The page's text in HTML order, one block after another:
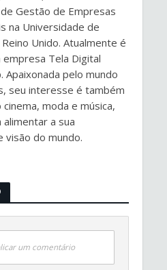
Gestão de Empresas
na Universidade de
Unido. Atualmente é
empresa Tela Digital
Apaixonada pelo mundo
seu interesse é também
moda e música,
a sua
visão do mundo.
um comentário